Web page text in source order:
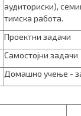
аудиториски),
тимска работа.
Проектни задачи
Самостојни задачи
Домашно учење -